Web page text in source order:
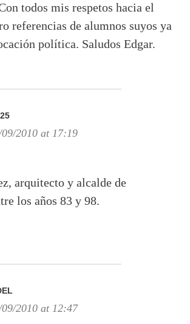
todos mis respetos hacia el
referencias de alumnos suyos ya
política. Saludos Edgar.
2010 at 17:19
arquitecto y alcalde de
los años 83 y 98.
09/2010 at 12:47